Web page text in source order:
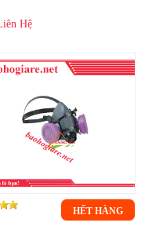
Hệ
HẾT HÀNG